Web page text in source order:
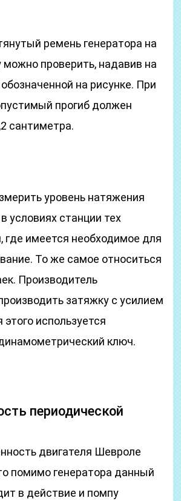
ремень генератора на
проверить, надавив на
обозначенной на рисунке. При
прогиб должен
сантиметра.
уровень натяжения
условиях станции тех
где имеется необходимое для
То же самое относиться
Производитель
затяжку с усилием
используется
ключ.
периодической
двигателя Шевроле
помимо генератора данный
в действие и помпу